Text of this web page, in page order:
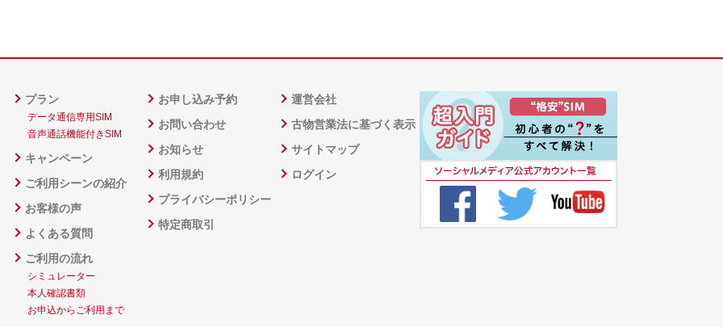
プラン
データ通信専用SIM
音声通話機能付きSIM
キャンペーン
ご利用シーンの紹介
お客様の声
よくある質問
ご利用の流れ
シミュレーター
本人確認書類
お申込からご利用まで
お申し込み予約
お問い合わせ
お知らせ
利用規約
プライバシーポリシー
特定商取引
運営会社
古物営業法に基づく表示
サイトマップ
ログイン